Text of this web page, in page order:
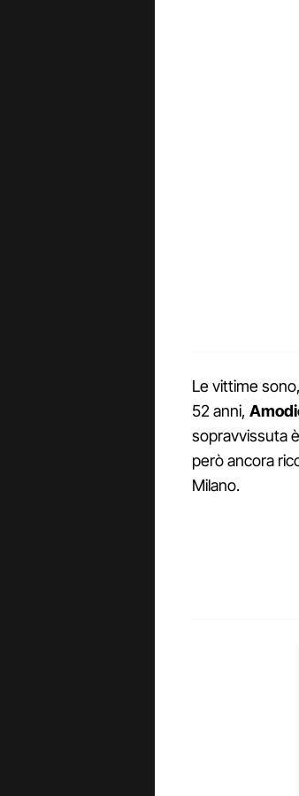
Le vittime
52 anni,
sopravvissuta è
però ancora
Milano.